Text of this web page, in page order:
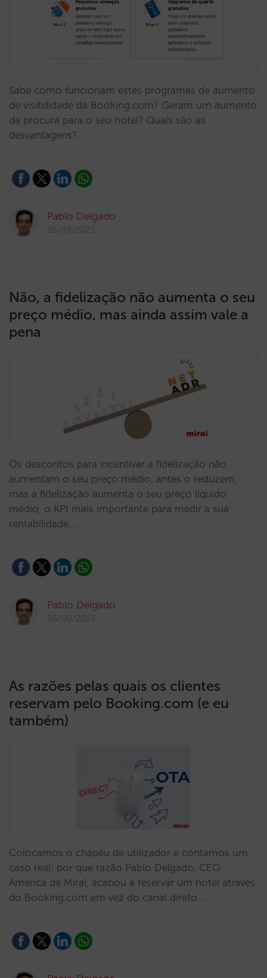
Sabe como funcionam estes programas de aumento
de visibilidade da Booking.com? Geram um aumento
da procura para o seu hotel? Quais são as
desvantagens?…
Pablo Delgado
26/09/2023
Não, a fidelização não aumenta o seu
preço médio, mas ainda assim vale a
pena
Os descontos para incentivar a fidelização não
aumentam o seu preço médio, antes o reduzem,
mas a fidelização aumenta o seu preço líquido
médio, o KPI mais importante para medir a sua
rentabilidade.…
Pablo Delgado
06/09/2023
As razões pelas quais os clientes
reservam pelo Booking.com (e eu
também)
Colocamos o chapéu de utilizador e contamos um
caso real: por que razão Pablo Delgado, CEO
América da Mirai, acabou a reservar um hotel através
do Booking.com em vez do canal direto.…